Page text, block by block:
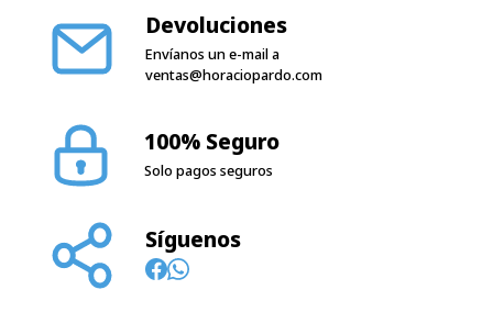
Devoluciones
Envíanos un e-mail a
ventas@horaciopardo.com
100% Seguro
Solo pagos seguros
Síguenos